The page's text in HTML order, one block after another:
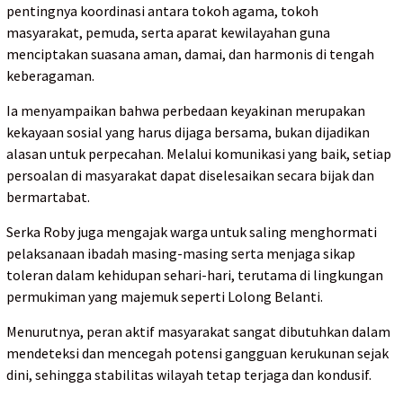
pentingnya koordinasi antara tokoh agama, tokoh
masyarakat, pemuda, serta aparat kewilayahan guna
menciptakan suasana aman, damai, dan harmonis di tengah
keberagaman.
Ia menyampaikan bahwa perbedaan keyakinan merupakan
kekayaan sosial yang harus dijaga bersama, bukan dijadikan
alasan untuk perpecahan. Melalui komunikasi yang baik, setiap
persoalan di masyarakat dapat diselesaikan secara bijak dan
bermartabat.
Serka Roby juga mengajak warga untuk saling menghormati
pelaksanaan ibadah masing-masing serta menjaga sikap
toleran dalam kehidupan sehari-hari, terutama di lingkungan
permukiman yang majemuk seperti Lolong Belanti.
Menurutnya, peran aktif masyarakat sangat dibutuhkan dalam
mendeteksi dan mencegah potensi gangguan kerukunan sejak
dini, sehingga stabilitas wilayah tetap terjaga dan kondusif.